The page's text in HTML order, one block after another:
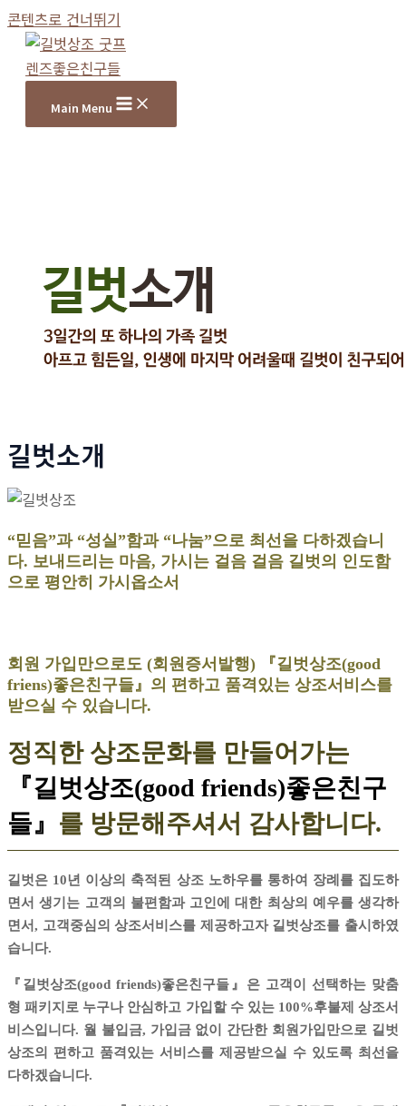
콘텐츠로 건너뛰기
Main Menu
길벗소개
“믿음”과 “성실”함과 “나눔”으로 최선을 다하겠습니
다. 보내드리는 마음, 가시는 걸음 걸음 길벗의 인도함
으로 평안히 가시옵소서
회원 가입만으로도 (회원증서발행) 『길벗상조(good
friens)좋은친구들』의 편하고 품격있는 상조서비스를
받으실 수 있습니다.
정직한 상조문화를 만들어가는
『길벗상조(good friends)좋은친구
들』 를 방문해주셔서 감사합니다.
길벗은 10년 이상의 축적된 상조 노하우를 통하여 장례를 집도하
면서 생기는 고객의 불편함과 고인에 대한 최상의 예우를 생각하
면서, 고객중심의 상조서비스를 제공하고자 길벗상조를 출시하였
습니다.
『길벗상조(good friends)좋은친구들』은 고객이 선택하는 맞춤
형 패키지로 누구나 안심하고 가입할 수 있는 100%후불제 상조서
비스입니다. 월 불입금, 가입금 없이 간단한 회원가입만으로 길벗
상조의 편하고 품격있는 서비스를 제공받으실 수 있도록 최선을
다하겠습니다.